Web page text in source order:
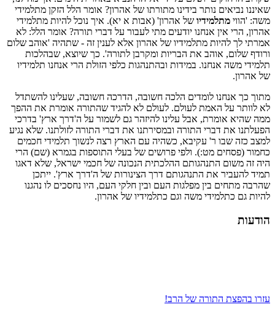
שאיננו נביאים נותר בידינו מתורתו של אהרון? אומר הלל הזקן מתלמידי
משה: 'הווי מתלמידיו של אהרון' (אבות א יא). איך נוכל להיות מתלמידי
אהרון, הרי אין אנחנו יודעים מתי לעבור על דברי תורה? אומר הלל: לא
אמרתי לך להיות מתלמידיו של אהרון אלא לענין זה - שתהיה 'אוהב שלום
ורודף שלום, אוהב את הבריות ומקרבן לתורה'. כך שיוצא, שבהלכות
תלמידי משה אנחנו. במידות ובהתנהגות כלפי הזולת הרי אנחנו תלמידיו
של אהרון.
מתוך כך אנחנו לומדים הלכה חשובה, הדרכה חשובה, שעלינו להשתדל
לא לוותר על האמת לעולם. לעולם לא להגיד שהתורה אומרת את ההפך
ממה שהיא אומרת, אבל עלינו להיזהר גם לשמור על ה'דרך ארץ' בדרכי
הפעלתנו את דברי התורה ובמסירתנו את דברי התורה לזולתנו. שלא נגיע
למצב כזה שבו ר' עקיבא, כשהיה עם הארץ רצה לנשוך תלמידי חכמים
כחמור (פסחים מט:). ולפי פרושים של בעלי התוספות בגמרא (שם) הרי
היה זה משום התנהגותם ההלכתית הנכונה של חכמי ישראל, שלא דאגו
תמיד להעביר את התנהגותם דרך הצינורות של ה'דרך ארץ'. ייתכן
שהרבה מתחים בין מפלגות העם ובין חלקי העם, היו נחסכים לו נהגנו
להיות גם כתלמידי משה וגם כתלמידיו של אהרון.
הודעות
עזרו בהפצת התורה של הרב!